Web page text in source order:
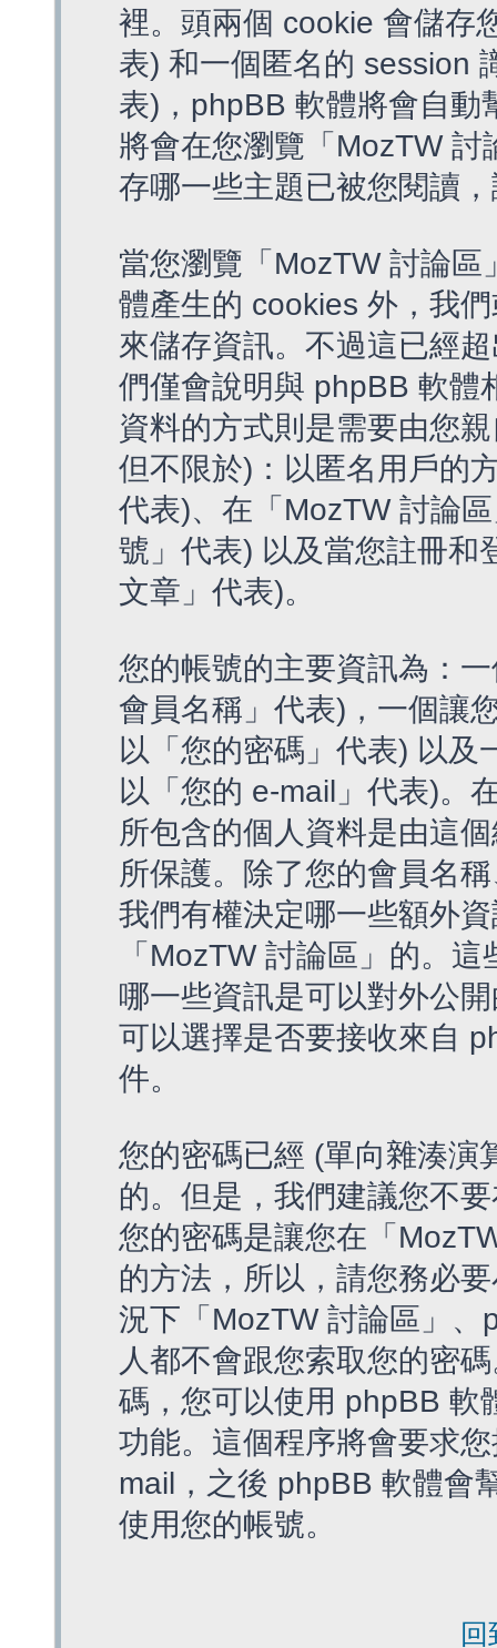
裡。頭兩個 cookie 會儲存
表) 和一個匿名的 session
表)，phpBB 軟體將會自動
將會在您瀏覽「MozTW
存哪一些主題已被您閱讀
當您瀏覽「MozTW 討論
體產生的 cookies 外，我
來儲存資訊。不過這已經
們僅會說明與 phpBB 軟體
資料的方式則是需要由您
但不限於)：以匿名用戶的
代表)、在「MozTW 討論
號」代表) 以及當您註冊和
文章」代表)。
您的帳號的主要資訊為：
會員名稱」代表)，一個讓
以「您的密碼」代表) 以及
以「您的 e-mail」代表)。
所包含的個人資料是由這
所保護。除了您的會員名
我們有權決定哪一些額外
「MozTW 討論區」的。
哪一些資訊是可以對外公
可以選擇是否要接收來自
件。
您的密碼已經 (單向雜湊演
的。但是，我們建議您不
您的密碼是讓您在「
的方法，所以，請您務必
況下「MozTW 討論區」
人都不會跟您索取您的密
碼，您可以使用 phpBB 軟
功能。這個程序將會要求
mail，之後 phpBB 軟體會
使用您的帳號。